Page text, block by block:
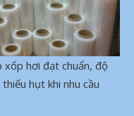
xốp hơi đạt chuẩn, độ
hụt khi nhu cầu